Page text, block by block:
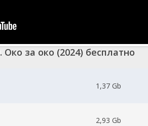
за око (2024) бесплатно
1,37 Gb
2,93 Gb